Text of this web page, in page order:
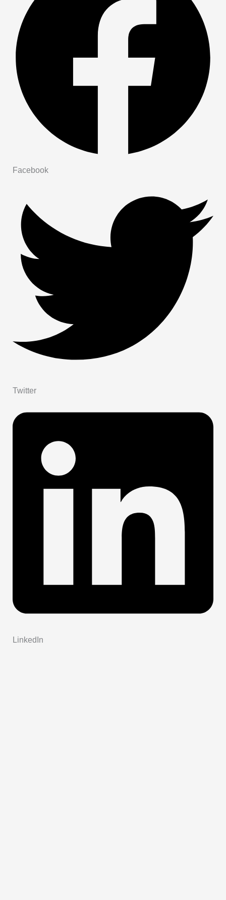
Facebook
Twitter
LinkedIn